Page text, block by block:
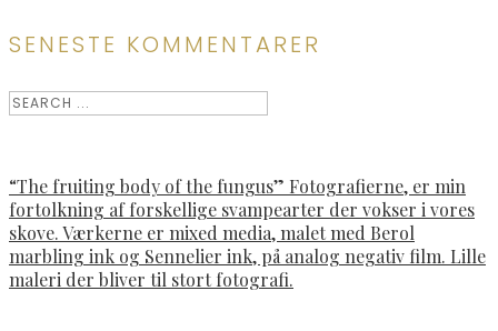
SENESTE KOMMENTARER
“The fruiting body of the fungus” Fotografierne, er min
fortolkning af forskellige svampearter der vokser i vores
skove. Værkerne er mixed media, malet med Berol
marbling ink og Sennelier ink, på analog negativ film. Lille
maleri der bliver til stort fotografi.